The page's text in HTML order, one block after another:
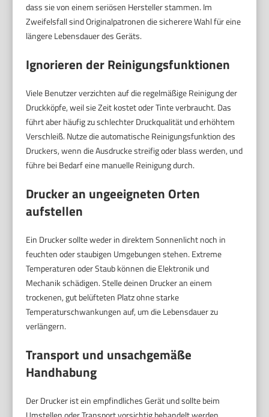
dass sie von einem seriösen Hersteller stammen. Im
Zweifelsfall sind Originalpatronen die sicherere Wahl für eine
längere Lebensdauer des Geräts.
Ignorieren der Reinigungsfunktionen
Viele Benutzer verzichten auf die regelmäßige Reinigung der
Druckköpfe, weil sie Zeit kostet oder Tinte verbraucht. Das
führt aber häufig zu schlechter Druckqualität und erhöhtem
Verschleiß. Nutze die automatische Reinigungsfunktion des
Druckers, wenn die Ausdrucke streifig oder blass werden, und
führe bei Bedarf eine manuelle Reinigung durch.
Drucker an ungeeigneten Orten
aufstellen
Ein Drucker sollte weder in direktem Sonnenlicht noch in
feuchten oder staubigen Umgebungen stehen. Extreme
Temperaturen oder Staub können die Elektronik und
Mechanik schädigen. Stelle deinen Drucker an einem
trockenen, gut belüfteten Platz ohne starke
Temperaturschwankungen auf, um die Lebensdauer zu
verlängern.
Transport und unsachgemäße
Handhabung
Der Drucker ist ein empfindliches Gerät und sollte beim